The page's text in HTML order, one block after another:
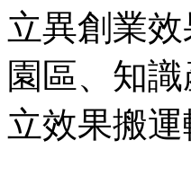
立異創業
園區、知
立效果搬運